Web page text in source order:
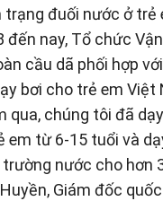
đuối nước ở trẻ
đến nay, Tổ chức
cầu dã phối hợp
bơi cho trẻ em Việt
qua, chúng tôi đã
em từ 6-15 tuổi và
nước cho hơn
Giám đốc